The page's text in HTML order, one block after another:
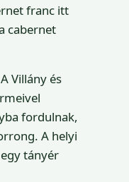
franc itt
cabernet
Villány és
fordulnak,
A helyi
tányér